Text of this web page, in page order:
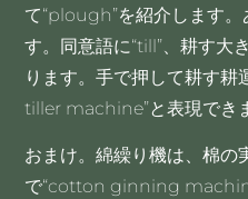
て“plough”を紹介します。
す。同意語に“till”、耕す大
ります。手で押して耕す
tiller machine”と表現でき
おまけ。綿繰り機は、棉の
で“cotton ginning